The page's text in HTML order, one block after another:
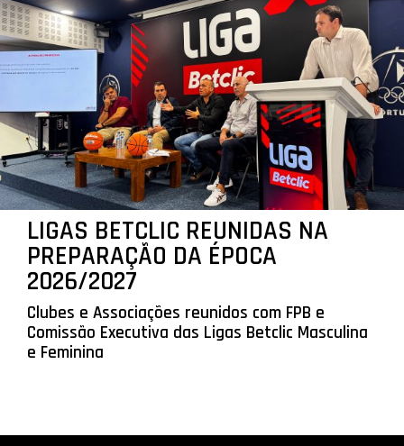
LIGAS BETCLIC REUNIDAS NA
PREPARAÇÃO DA ÉPOCA
2026/2027
Clubes e Associações reunidos com FPB e
Comissão Executiva das Ligas Betclic Masculina
e Feminina